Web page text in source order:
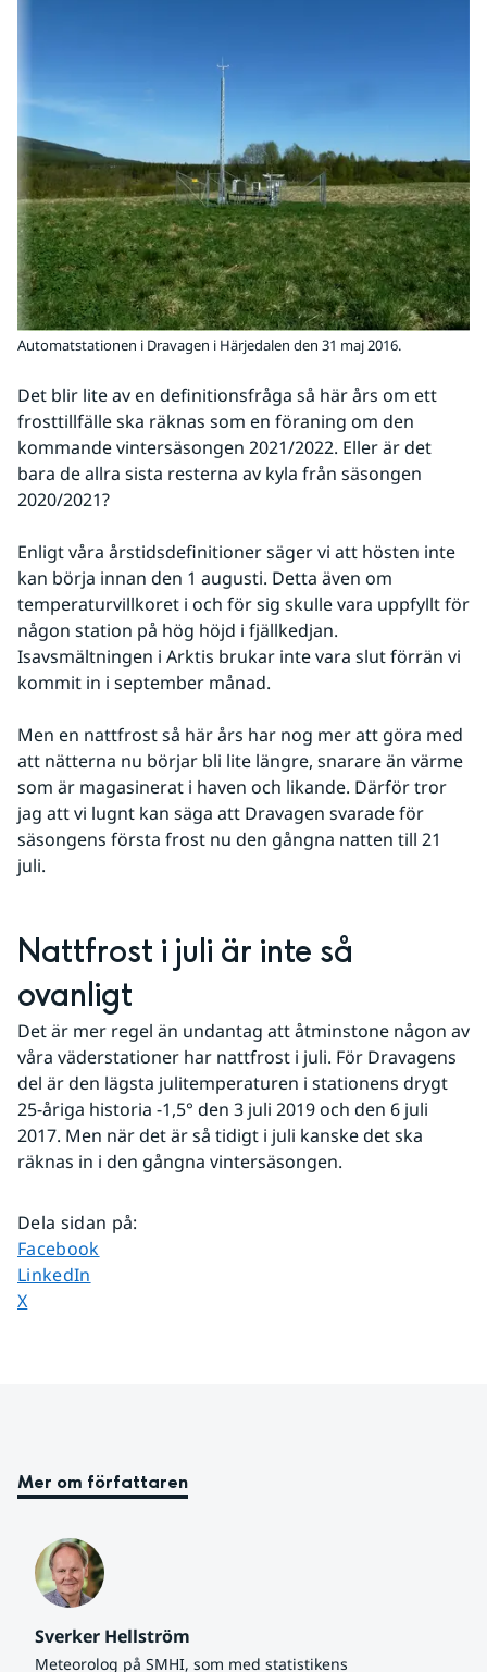
Automatstationen i Dravagen i Härjedalen den 31 maj 2016.
Det blir lite av en definitionsfråga så här års om ett
frosttillfälle ska räknas som en föraning om den
kommande vintersäsongen 2021/2022. Eller är det
bara de allra sista resterna av kyla från säsongen
2020/2021?
Enligt våra årstidsdefinitioner säger vi att hösten inte
kan börja innan den 1 augusti. Detta även om
temperaturvillkoret i och för sig skulle vara uppfyllt för
någon station på hög höjd i fjällkedjan.
Isavsmältningen i Arktis brukar inte vara slut förrän vi
kommit in i september månad.
Men en nattfrost så här års har nog mer att göra med
att nätterna nu börjar bli lite längre, snarare än värme
som är magasinerat i haven och likande. Därför tror
jag att vi lugnt kan säga att Dravagen svarade för
säsongens första frost nu den gångna natten till 21
juli.
Nattfrost i juli är inte så
ovanligt
Det är mer regel än undantag att åtminstone någon av
våra väderstationer har nattfrost i juli. För Dravagens
del är den lägsta julitemperaturen i stationens drygt
25-åriga historia -1,5° den 3 juli 2019 och den 6 juli
2017. Men när det är så tidigt i juli kanske det ska
räknas in i den gångna vintersäsongen.
Dela sidan på:
Dela sidan på
Facebook
Dela sidan på
LinkedIn
Dela sidan på
X
Mer om författaren
Sverker Hellström
Meteorolog på SMHI, som med statistikens